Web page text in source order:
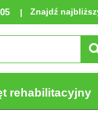
Znajdź
rehabilitacyjny